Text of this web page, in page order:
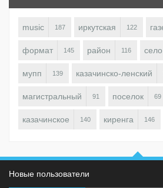
music 187 иркутская 122
формат 145 район 116 село
мупп 139 казачинско-ленский
магистральный 91 поселок 69
казачинское 140 киренга 146
Новые пользователи